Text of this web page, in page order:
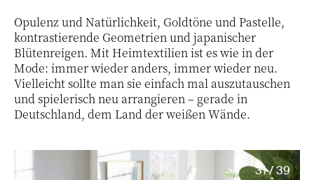
Opulenz und Natürlichkeit, Goldtöne und Pastelle,
kontrastierende Geometrien und japanischer
Blütenreigen. Mit Heimtextilien ist es wie in der
Mode: immer wieder anders, immer wieder neu.
Vielleicht sollte man sie einfach mal auszutauschen
und spielerisch neu arrangieren – gerade in
Deutschland, dem Land der weißen Wände.
31 / 39